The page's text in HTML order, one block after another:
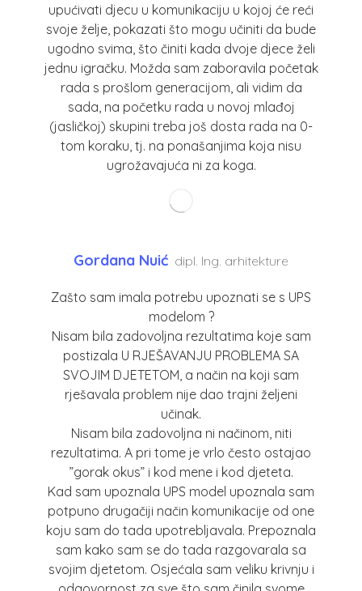
upućivati djecu u komunikaciju u kojoj će reći
svoje želje, pokazati što mogu učiniti da bude
ugodno svima, što činiti kada dvoje djece želi
jednu igračku. Možda sam zaboravila početak
rada s prošlom generacijom, ali vidim da
sada, na početku rada u novoj mlađoj
(jasličkoj) skupini treba još dosta rada na 0-
tom koraku, tj. na ponašanjima koja nisu
ugrožavajuća ni za koga.
Gordana Nuić dipl. Ing. arhitekture
Zašto sam imala potrebu upoznati se s UPS
modelom ?
Nisam bila zadovoljna rezultatima koje sam
postizala U RJEŠAVANJU PROBLEMA SA
SVOJIM DJETETOM, a način na koji sam
rješavala problem nije dao trajni željeni
učinak.
Nisam bila zadovoljna ni načinom, niti
rezultatima. A pri tome je vrlo često ostajao
”gorak okus” i kod mene i kod djeteta.
Kad sam upoznala UPS model upoznala sam
potpuno drugačiji način komunikacije od one
koju sam do tada upotrebljavala. Prepoznala
sam kako sam se do tada razgovarala sa
svojim djetetom. Osjećala sam veliku krivnju i